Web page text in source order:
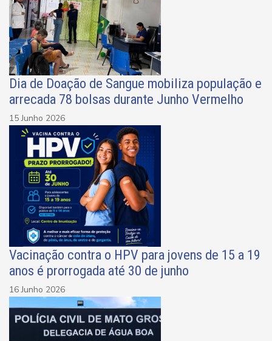
Dia de Doação de Sangue mobiliza população e
arrecada 78 bolsas durante Junho Vermelho
15 Junho 2026
Vacinação contra o HPV para jovens de 15 a 19
anos é prorrogada até 30 de junho
16 Junho 2026